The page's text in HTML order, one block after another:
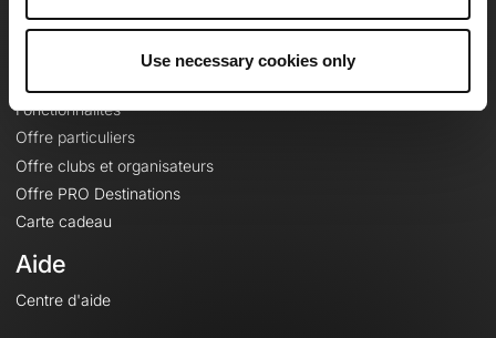
Use necessary cookies only
Fonctionnalités
Offre particuliers
Offre clubs et organisateurs
Offre PRO Destinations
Carte cadeau
Aide
Centre d'aide